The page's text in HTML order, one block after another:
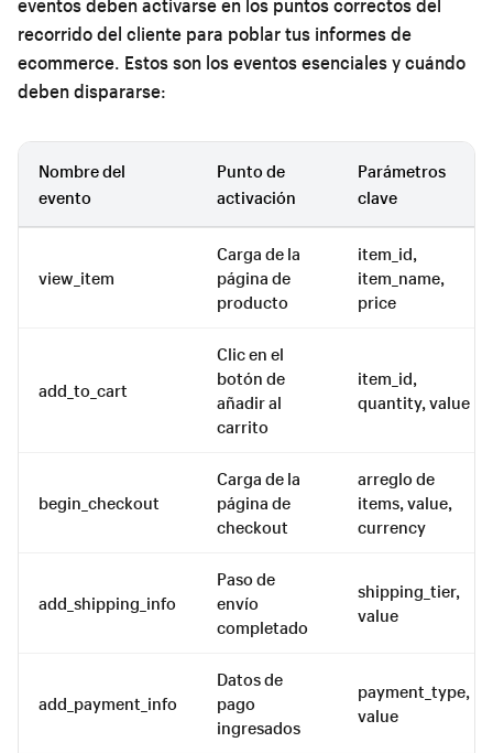
recorrido del cliente para poblar tus informes de
ecommerce. Estos son los eventos esenciales y cuándo
deben dispararse:
Nombre del
evento
Punto de
activación
Parámetros
clave
view_item
Carga de la
página de
producto
item_id,
item_name,
price
add_to_cart
Clic en el
botón de
añadir al
carrito
item_id,
quantity, value
begin_checkout
Carga de la
página de
checkout
arreglo de
items, value,
currency
add_shipping_info
Paso de
envío
completado
shipping_tier,
value
add_payment_info
Datos de
pago
ingresados
payment_type,
value